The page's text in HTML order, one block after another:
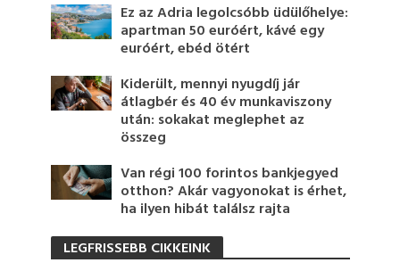
Ez az Adria legolcsóbb üdülőhelye:
apartman 50 euróért, kávé egy
euróért, ebéd ötért
Kiderült, mennyi nyugdíj jár
átlagbér és 40 év munkaviszony
után: sokakat meglephet az
összeg
Van régi 100 forintos bankjegyed
otthon? Akár vagyonokat is érhet,
ha ilyen hibát találsz rajta
LEGFRISSEBB CIKKEINK